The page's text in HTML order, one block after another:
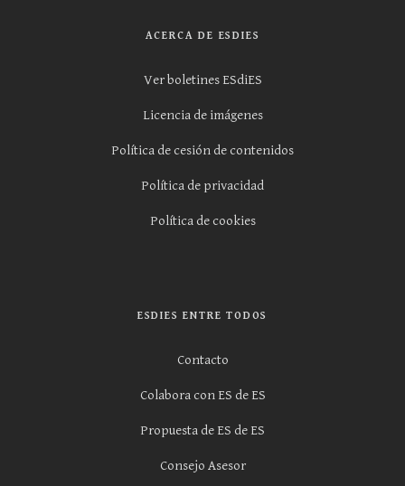
ACERCA DE ESDIES
Ver boletines ESdiES
Licencia de imágenes
Política de cesión de contenidos
Política de privacidad
Política de cookies
ESDIES ENTRE TODOS
Contacto
Colabora con ES de ES
Propuesta de ES de ES
Consejo Asesor